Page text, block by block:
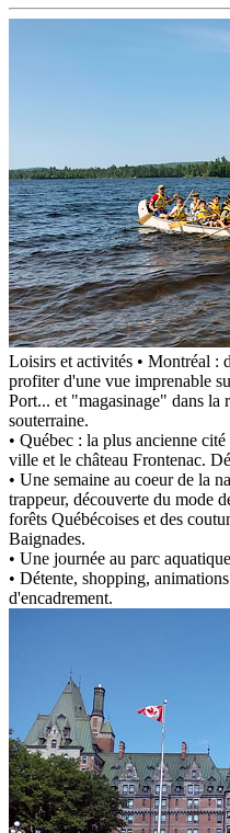
Loisirs et activités • Montréal :
profiter d'une vue imprenable
Port... et "magasinage" dans la
souterraine.
• Québec : la plus ancienne
ville et le château Frontenac.
• Une semaine au coeur de la
trappeur, découverte du mode
forêts Québécoises et des
Baignades.
• Une journée au parc
• Détente, shopping,
d'encadrement.